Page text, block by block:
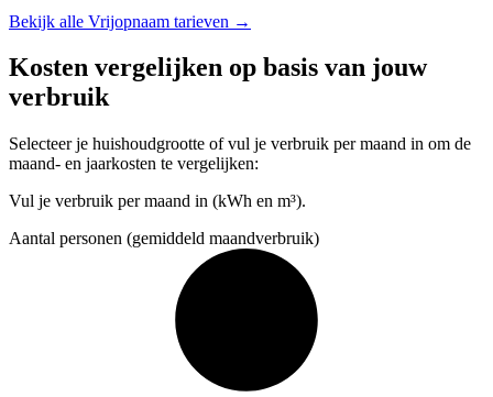
Bekijk alle Vrijopnaam tarieven →
Kosten vergelijken op basis van jouw
verbruik
Selecteer je huishoudgrootte of vul je verbruik per maand in om de
maand- en jaarkosten te vergelijken:
Vul je verbruik per maand in (kWh en m³).
Aantal personen (gemiddeld maandverbruik)